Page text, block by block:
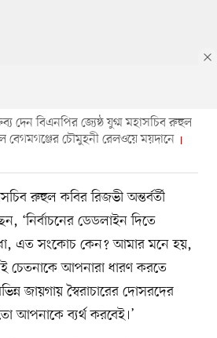
দেন বিএনপির জ্যেষ্ঠ যুগ্ম মহাসচিব রুহুল
চৌমুহনী রেলওয়ে ময়দানে
রুহুল কবির রিজভী অন্তর্বর্তী
‘নির্বাচনের ডেডলাইন দিতে
এত সংকোচ কেন? আমার মনে হয়,
চেতনাকে আপনারা ধারণ করতে
জায়গায় স্বৈরাচারের দোসরদের
আপনাকে ব্যর্থ করবেই।’